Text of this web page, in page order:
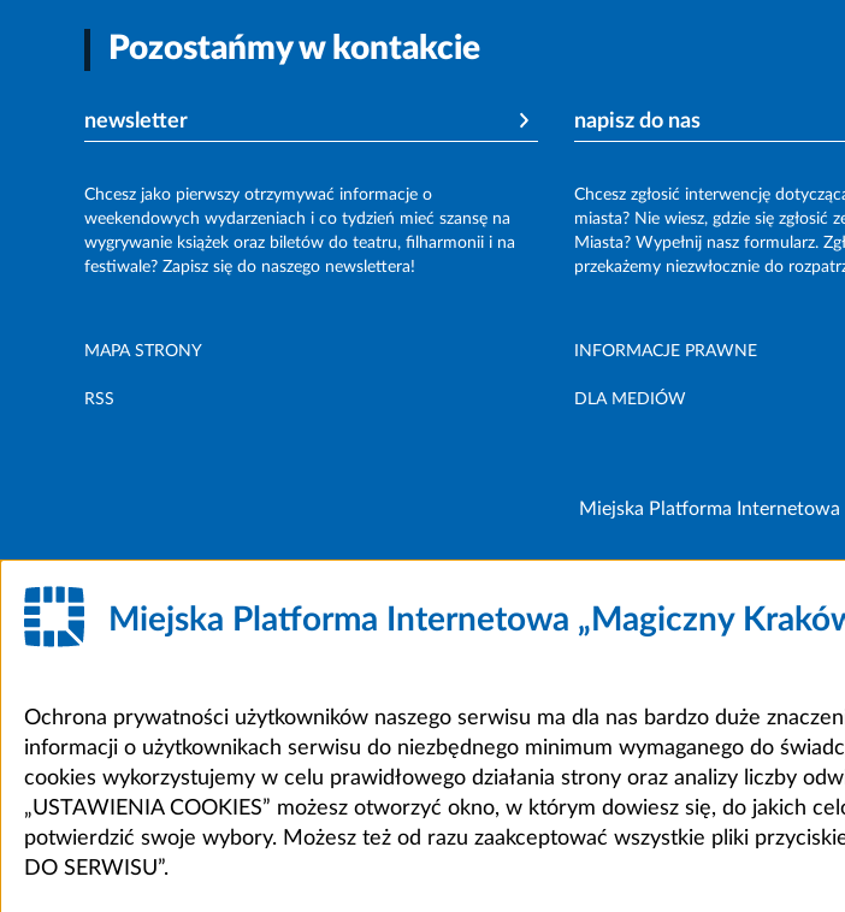
Pozostańmy w kontakcie
newsletter
Chcesz jako pierwszy otrzymywać informacje o
weekendowych wydarzeniach i co tydzień mieć szansę na
wygrywanie książek oraz biletów do teatru, filharmonii i na
festiwale? Zapisz się do naszego newslettera!
napisz do nas
Chcesz zgłosić interwencję
miasta? Nie wiesz, gdzie się zgłosić
Miasta? Wypełnij nasz formularz.
przekażemy niezwłocznie do
MAPA STRONY INFORMACJE PRAWNE
RSS DLA MEDIÓW
Miejska Platforma Internetowa
Miejska Platforma Internetowa „Magiczny
Ochrona prywatności użytkowników naszego serwisu ma dla nas bardzo duże
informacji o użytkownikach serwisu do niezbędnego minimum wymaganego do
cookies wykorzystujemy w celu prawidłowego działania strony oraz analizy liczby
„USTAWIENIA COOKIES” możesz otworzyć okno, w którym dowiesz się, do jakich
potwierdzić swoje wybory. Możesz też od razu zaakceptować wszystkie pliki
DO SERWISU”.